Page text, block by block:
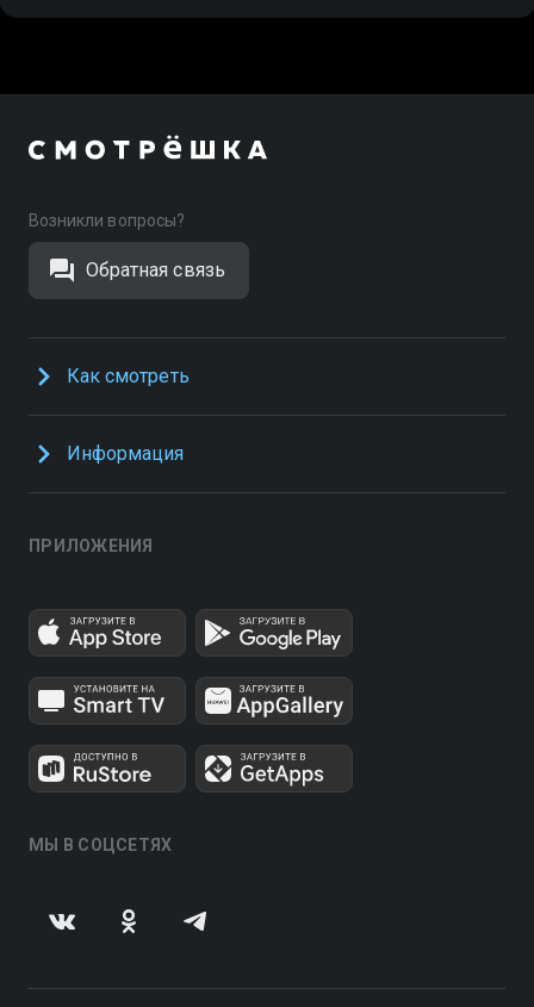
Возникли вопросы?
Обратная связь
Как смотреть
Информация
ПРИЛОЖЕНИЯ
МЫ В СОЦСЕТЯХ